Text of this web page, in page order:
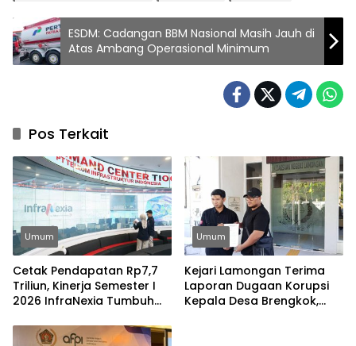
ESDM: Cadangan BBM Nasional Masih Jauh di
Atas Ambang Operasional Minimum
Pos Terkait
Umum
Cetak Pendapatan Rp7,7
Triliun, Kinerja Semester I
2026 InfraNexia Tumbuh
Saing Industri Digital
Umum
Kejari Lamongan Terima
Laporan Dugaan Korupsi
Kepala Desa Brengkok,